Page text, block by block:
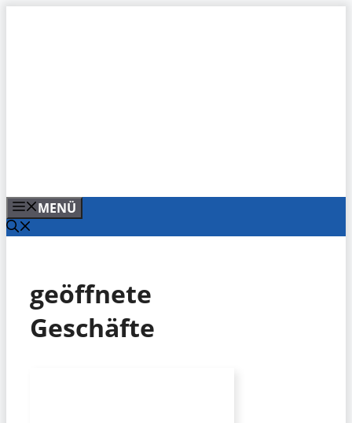
MENÜ
geöffnete
Geschäfte